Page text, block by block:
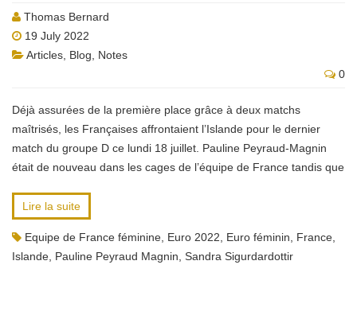
Thomas Bernard
19 July 2022
Articles Blog
Notes
0
Déjà assurées de la première place grâce à deux matchs
maîtrisés, les Françaises affrontaient l’Islande pour le dernier
match du groupe D ce lundi 18 juillet. Pauline Peyraud-Magnin
était de nouveau dans les cages de l’équipe de France tandis que
Lire la suite
Equipe de France féminine Euro 2022 Euro féminin France
Islande Pauline Peyraud Magnin Sandra Sigurdardottir